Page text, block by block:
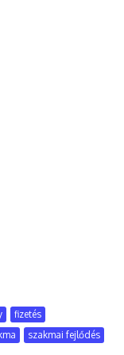
fizetés
szakmai fejlődés